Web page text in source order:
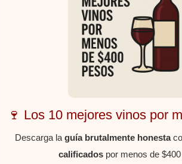
🍷 Los 10 mejores vinos por
Descarga la guía brutalmente honesta
calificadospor menos de